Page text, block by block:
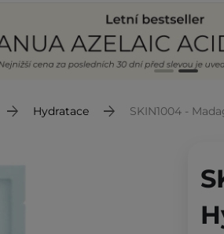
Hydratace SKIN1004 -